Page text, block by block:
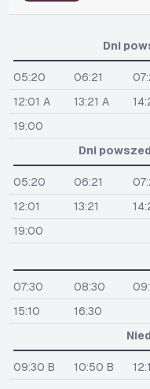
Dni
05:20 06:21
12:01 A
13:21 A
19:00
Dni
05:20 06:21
12:01
13:21
19:00
07:30 08:30
15:10
16:30
09:30 B 10:50 B